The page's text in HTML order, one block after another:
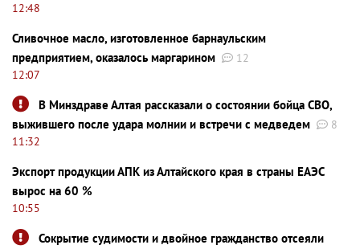
12:48
Сливочное масло, изготовленное барнаульским
предприятием, оказалось маргарином
12
12:07
В Минздраве Алтая рассказали о состоянии бойца СВО,
выжившего после удара молнии и встречи с медведем
8
11:32
Экспорт продукции АПК из Алтайского края в страны ЕАЭС
вырос на 60 %
10:55
Сокрытие судимости и двойное гражданство отсеяли